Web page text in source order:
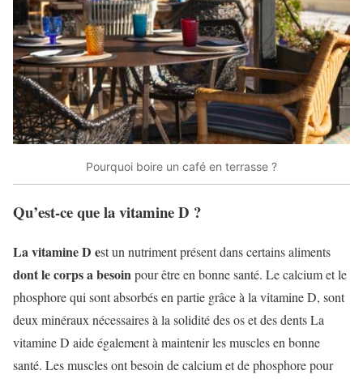
Pourquoi boire un café en terrasse ?
Qu’est-ce que la vitamine D ?
La vitamine D est un nutriment présent dans certains aliments
dont le corps a besoinpour être en bonne santé. Le calcium et le
phosphore qui sont absorbés en partie grâce à la vitamine D, sont
deux minéraux nécessaires à la solidité des os et des dents La
vitamine D aide également à maintenir les muscles en bonne
santé. Les muscles ont besoin de calcium et de phosphore pour